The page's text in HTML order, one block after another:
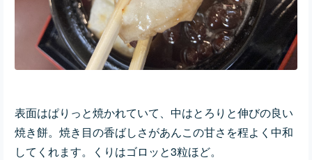
表面はぱりっと焼かれていて、中はとろりと伸びの良い
焼き餅。焼き目の香ばしさがあんこの甘さを程よく中和
してくれます。くりはゴロッと3粒ほど。